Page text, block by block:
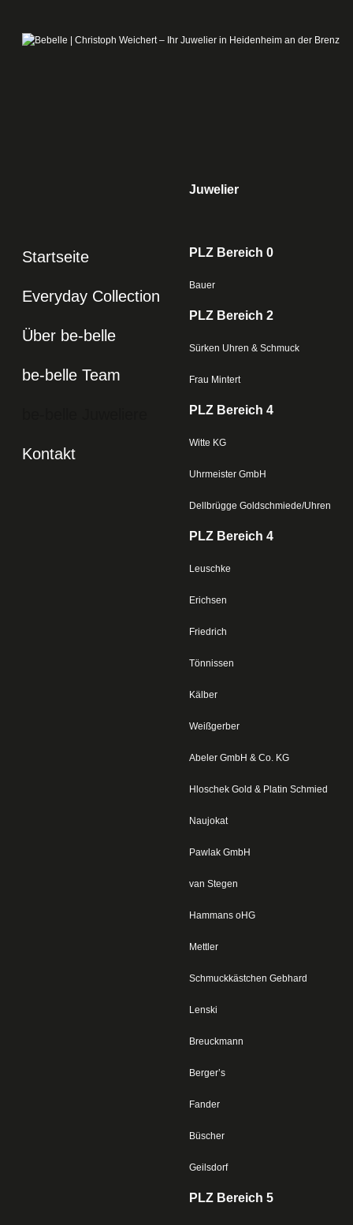
Startseite
Everyday Collection
Über be-belle
be-belle Team
Kontakt
Juwelier
PLZ Bereich 0
Bauer
PLZ Bereich 2
Sürken Uhren & Schmuck
Frau Mintert
PLZ Bereich 4
Witte KG
Uhrmeister GmbH
Dellbrügge Goldschmiede/Uhren
PLZ Bereich 4
Leuschke
Erichsen
Friedrich
Tönnissen
Kälber
Weißgerber
Abeler GmbH & Co. KG
Hloschek Gold & Platin Schmied
Naujokat
Pawlak GmbH
van Stegen
Hammans oHG
Mettler
Schmuckkästchen Gebhard
Lenski
Breuckmann
Berger’s
Fander
Büscher
Geilsdorf
PLZ Bereich 5